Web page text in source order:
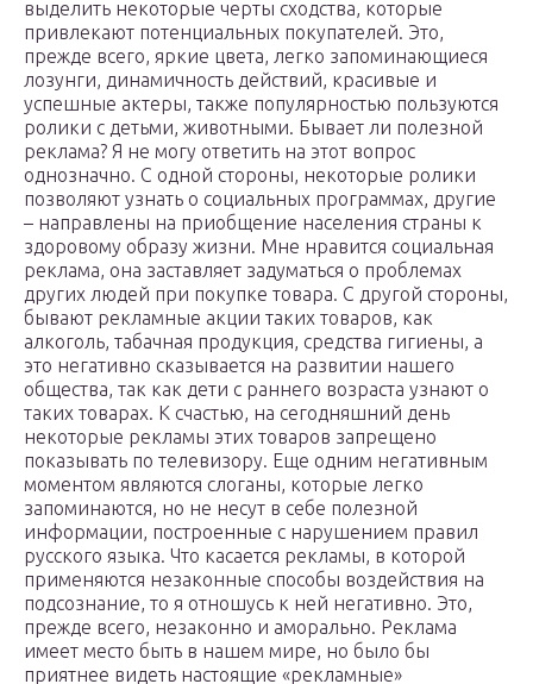
выделить некоторые черты сходства, которые
привлекают потенциальных покупателей. Это,
прежде всего, яркие цвета, легко запоминающиеся
лозунги, динамичность действий, красивые и
успешные актеры, также популярностью пользуются
ролики с детьми, животными. Бывает ли полезной
реклама? Я не могу ответить на этот вопрос
однозначно. С одной стороны, некоторые ролики
позволяют узнать о социальных программах, другие
– направлены на приобщение населения страны к
здоровому образу жизни. Мне нравится социальная
реклама, она заставляет задуматься о проблемах
других людей при покупке товара. С другой стороны,
бывают рекламные акции таких товаров, как
алкоголь, табачная продукция, средства гигиены, а
это негативно сказывается на развитии нашего
общества, так как дети с раннего возраста узнают о
таких товарах. К счастью, на сегодняшний день
некоторые рекламы этих товаров запрещено
показывать по телевизору. Еще одним негативным
моментом являются слоганы, которые легко
запоминаются, но не несут в себе полезной
информации, построенные с нарушением правил
русского языка. Что касается рекламы, в которой
применяются незаконные способы воздействия на
подсознание, то я отношусь к ней негативно. Это,
прежде всего, незаконно и аморально. Реклама
имеет место быть в нашем мире, но было бы
приятнее видеть настоящие «рекламные»